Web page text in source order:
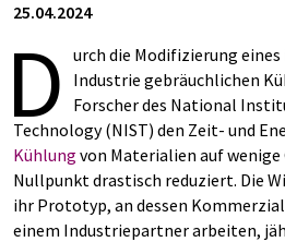
25.04.2024
D urch die Modifizierung eines
Industrie gebräuchlichen
Forscher des National
Technology (NIST) den Zeit- und
Kühlung von Materialien auf
Nullpunkt drastisch reduziert. Die
ihr Prototyp, an dessen
einem Industriepartner arbeiten,